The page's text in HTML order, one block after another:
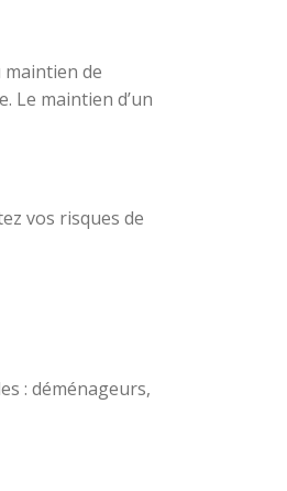
maintien de
Le maintien d’un
vos risques de
: déménageurs,